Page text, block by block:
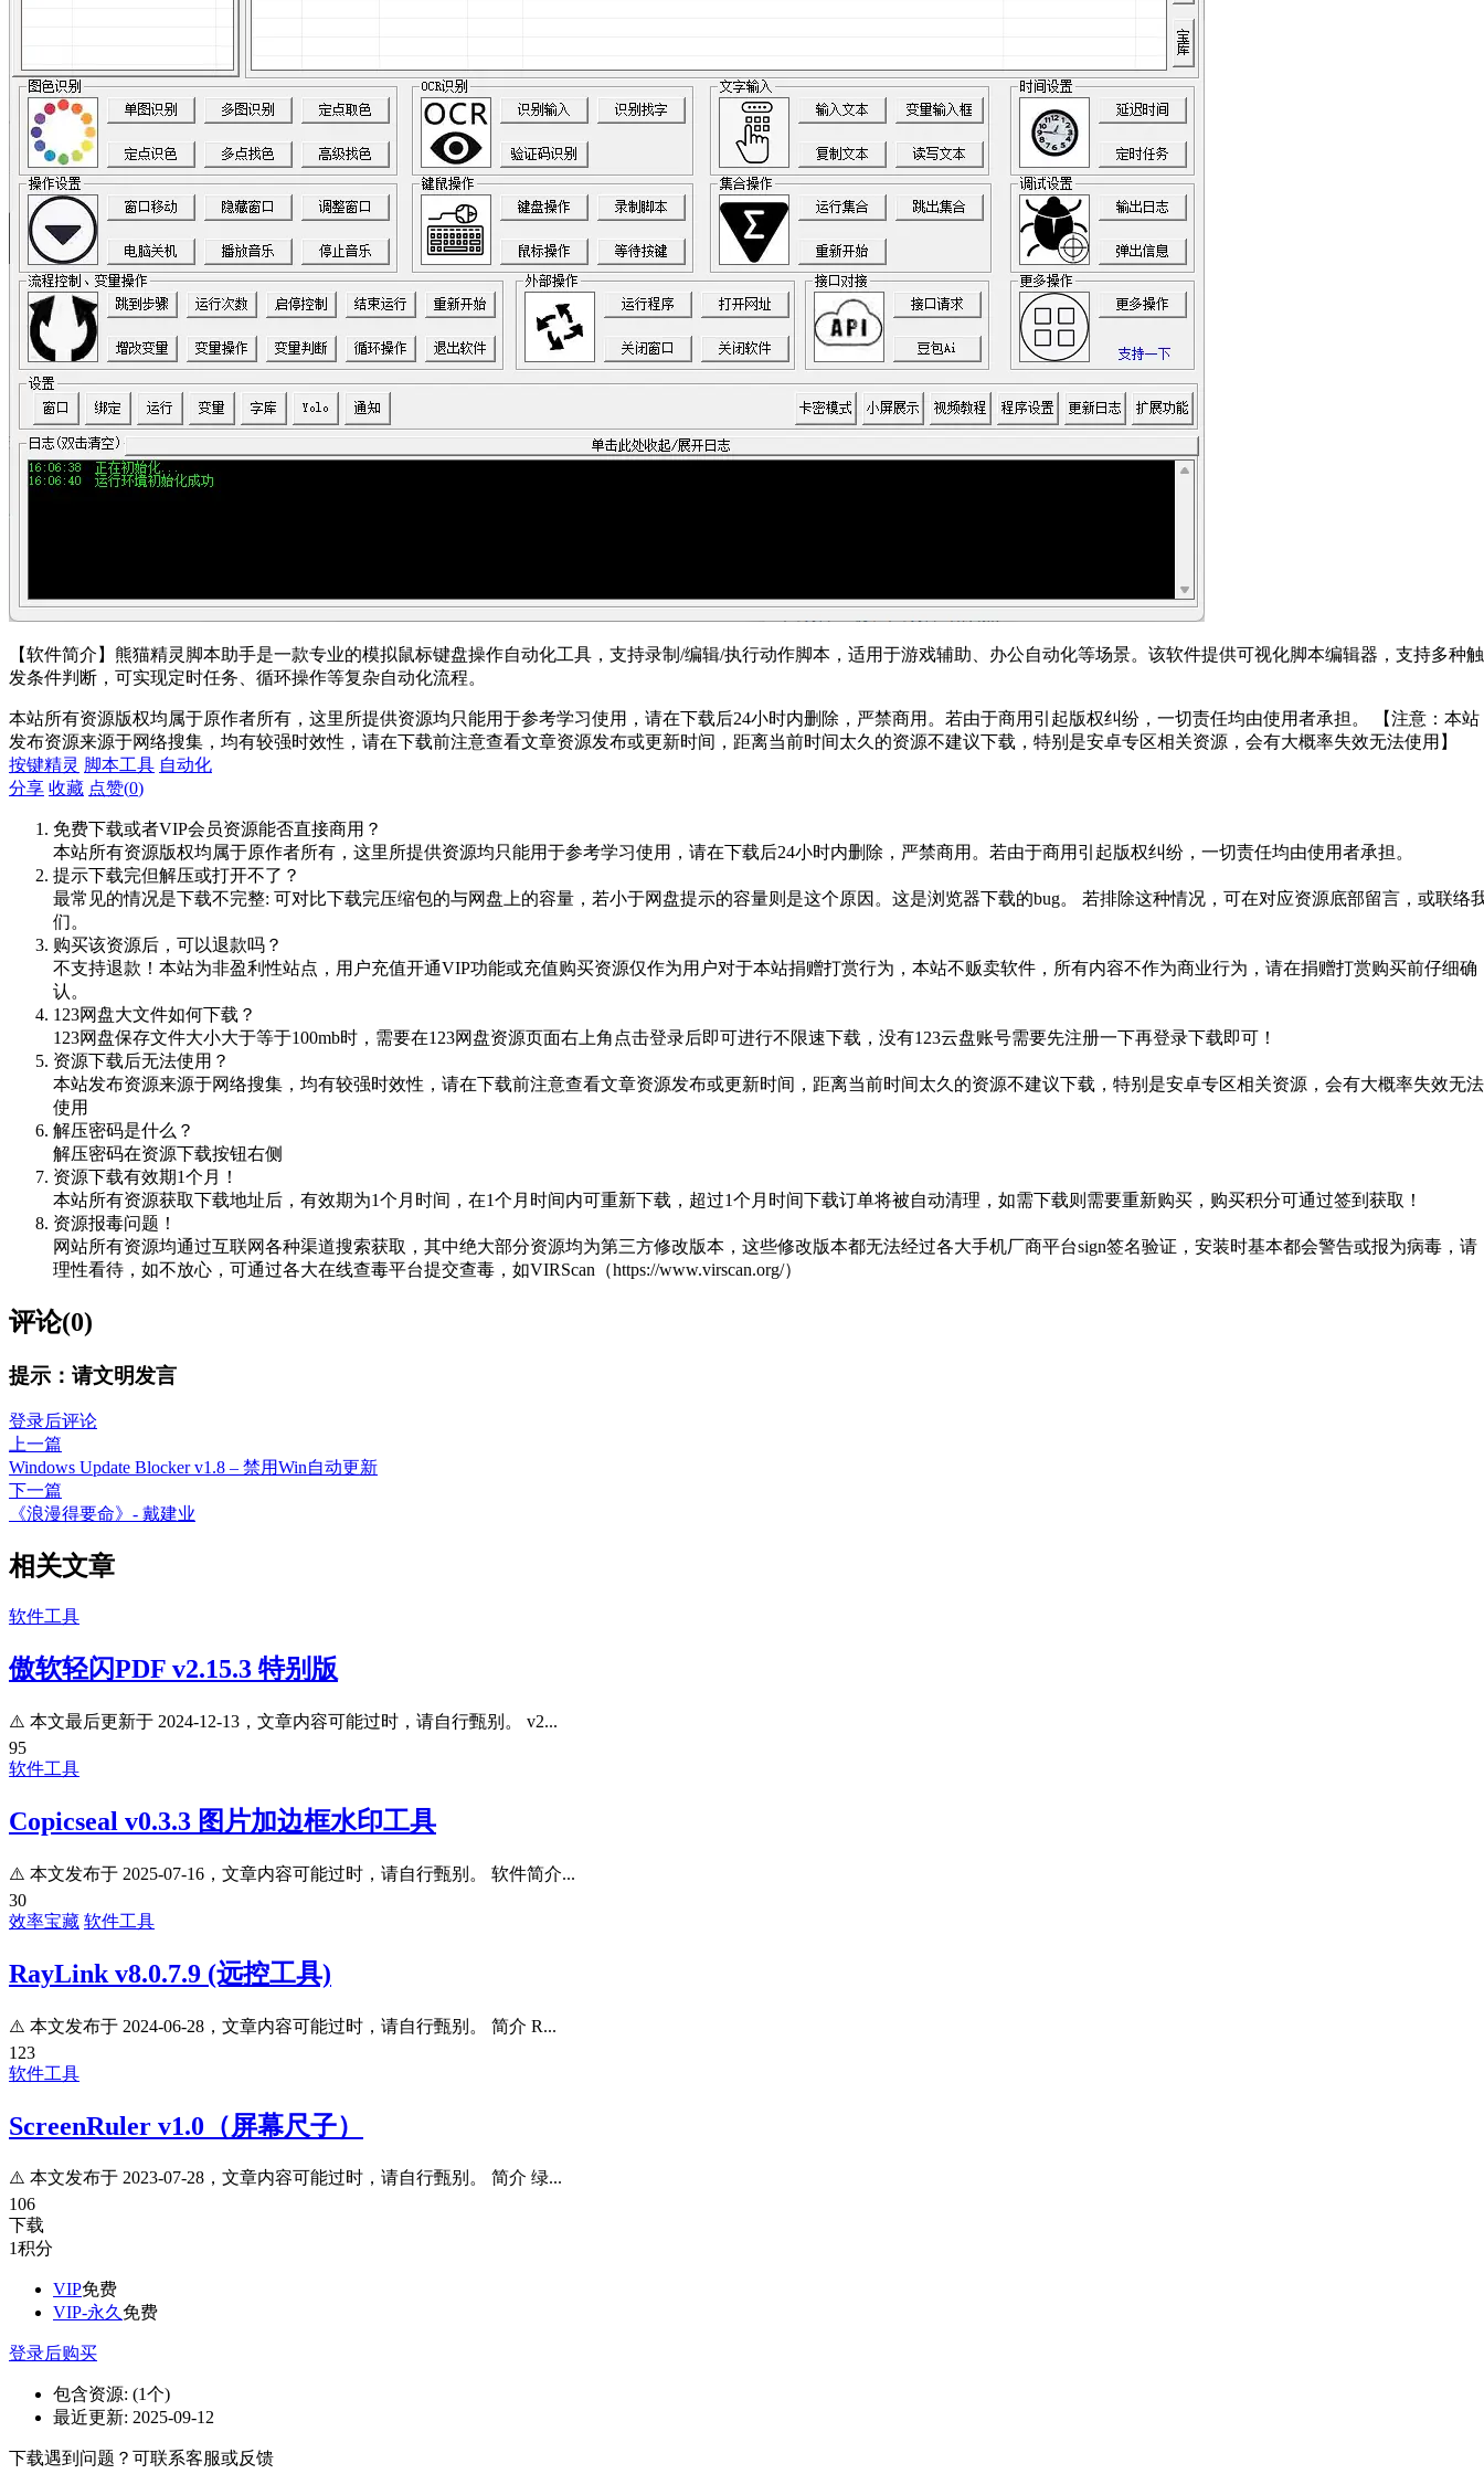
【软件简介】熊猫精灵脚本助手是一款专业的模拟鼠标键盘操作自动化工具，支持录制/编辑/执行动作脚本，适用于游戏辅助、办公自动化等场景。该软件提供可视化脚本编辑器，支持多种触
发条件判断，可实现定时任务、循环操作等复杂自动化流程。
本站所有资源版权均属于原作者所有，这里所提供资源均只能用于参考学习使用，请在下载后24小时内删除，严禁商用。若由于商用引起版权纠纷，一切责任均由使用者承担。 【注意：本站
发布资源来源于网络搜集，均有较强时效性，请在下载前注意查看文章资源发布或更新时间，距离当前时间太久的资源不建议下载，特别是安卓专区相关资源，会有大概率失效无法使用】
按键精灵 脚本工具 自动化
分享 收藏 点赞(0)
免费下载或者VIP会员资源能否直接商用？
本站所有资源版权均属于原作者所有，这里所提供资源均只能用于参考学习使用，请在下载后24小时内删除，严禁商用。若由于商用引起版权纠纷，一切责任均由使用者承担。
提示下载完但解压或打开不了？
最常见的情况是下载不完整: 可对比下载完压缩包的与网盘上的容量，若小于网盘提示的容量则是这个原因。这是浏览器下载的bug。 若排除这种情况，可在对应资源底部留言，或联络
们。
购买该资源后，可以退款吗？
不支持退款！本站为非盈利性站点，用户充值开通VIP功能或充值购买资源仅作为用户对于本站捐赠打赏行为，本站不贩卖软件，所有内容不作为商业行为，请在捐赠打赏购买前仔细确
认。
123网盘大文件如何下载？
123网盘保存文件大小大于等于100mb时，需要在123网盘资源页面右上角点击登录后即可进行不限速下载，没有123云盘账号需要先注册一下再登录下载即可！
资源下载后无法使用？
本站发布资源来源于网络搜集，均有较强时效性，请在下载前注意查看文章资源发布或更新时间，距离当前时间太久的资源不建议下载，特别是安卓专区相关资源，会有大概率失效无法
使用
解压密码是什么？
解压密码在资源下载按钮右侧
资源下载有效期1个月！
本站所有资源获取下载地址后，有效期为1个月时间，在1个月时间内可重新下载，超过1个月时间下载订单将被自动清理，如需下载则需要重新购买，购买积分可通过签到获取！
资源报毒问题！
网站所有资源均通过互联网各种渠道搜索获取，其中绝大部分资源均为第三方修改版本，这些修改版本都无法经过各大手机厂商平台sign签名验证，安装时基本都会警告或报为病毒，请
理性看待，如不放心，可通过各大在线查毒平台提交查毒，如VIRScan（https://www.virscan.org/）
评论(0)
提示：请文明发言
登录后评论
上一篇
Windows Update Blocker v1.8 – 禁用Win自动更新
下一篇
《浪漫得要命》- 戴建业
相关文章
软件工具
傲软轻闪PDF v2.15.3 特别版
⚠️ 本文最后更新于 2024-12-13，文章内容可能过时，请自行甄别。 v2...
95
软件工具
Copicseal v0.3.3 图片加边框水印工具
⚠️ 本文发布于 2025-07-16，文章内容可能过时，请自行甄别。 软件简介...
30
效率宝藏 软件工具
RayLink v8.0.7.9 (远控工具)
⚠️ 本文发布于 2024-06-28，文章内容可能过时，请自行甄别。 简介 R...
123
软件工具
ScreenRuler v1.0（屏幕尺子）
⚠️ 本文发布于 2023-07-28，文章内容可能过时，请自行甄别。 简介 绿...
106
下载
1积分
VIP免费
VIP-永久免费
登录后购买
包含资源: (1个)
最近更新: 2025-09-12
下载遇到问题？可联系客服或反馈